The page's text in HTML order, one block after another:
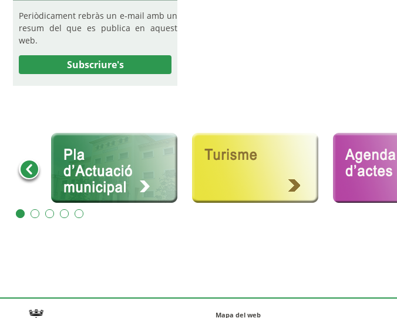
Periòdicament rebràs un e-mail amb un
resum del que es publica en aquest
web.
Subscriure's
Mapa del web